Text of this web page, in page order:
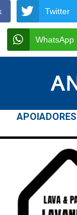
Twitter
WhatsApp
APOIADORES